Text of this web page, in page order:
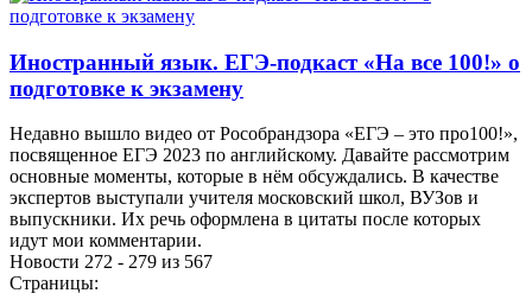
Иностранный язык. ЕГЭ-подкаст «На все 100!» о
подготовке к экзамену
Недавно вышло видео от Рособрандзора «ЕГЭ – это про100!»,
посвященное ЕГЭ 2023 по английскому. Давайте рассмотрим
основные моменты, которые в нём обсуждались. В качестве
экспертов выступали учителя московский школ, ВУЗов и
выпускники. Их речь оформлена в цитаты после которых
идут мои комментарии.
Новости 272 - 279 из 567
Страницы: